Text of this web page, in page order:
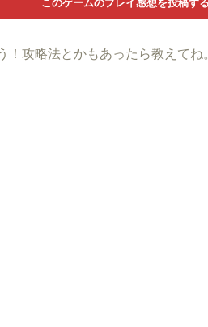
攻略法とかもあったら教えてね。